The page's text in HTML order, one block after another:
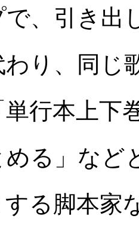
で、引き出
わり、同じ
単行本上下
める」など
る脚本家